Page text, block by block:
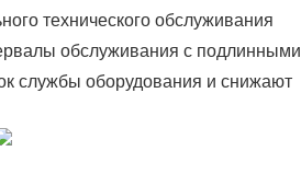
технического обслуживания
обслуживания с подлинными
службы оборудования и снижают